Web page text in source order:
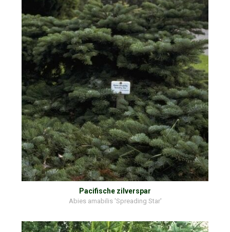
Pacifische zilverspar
Abies amabilis 'Spreading Star'